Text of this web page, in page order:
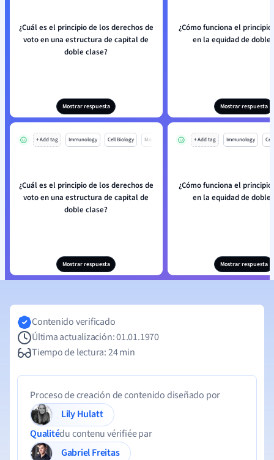
¿Cuál es el principio de los derechos de
voto en una estructura de capital de
doble clase?
Mostrar respuesta
¿Cómo funciona el
en la equidad de doble
Mostrar respuesta
+ Add tag Immunology Cell Biology Mo
¿Cuál es el principio de los derechos de
voto en una estructura de capital de
doble clase?
Mostrar respuesta
+ Add tag Immunology
¿Cómo funciona el
en la equidad de doble
Mostrar respuesta
Contenido verificado
Última actualización: 01.01.1970
Tiempo de lectura: 24 min
Proceso de creación de contenido diseñado por
Lily Hulatt
Qualitédu contenu vérifiée par
Gabriel Freitas